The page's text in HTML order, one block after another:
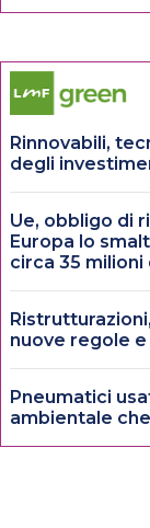
Rinnovabili,
degli
Ue, obbligo di
Europa lo
circa 35
nuove regole e
Pneumatici
ambientale